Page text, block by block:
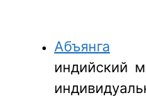
Абъянга
индийский